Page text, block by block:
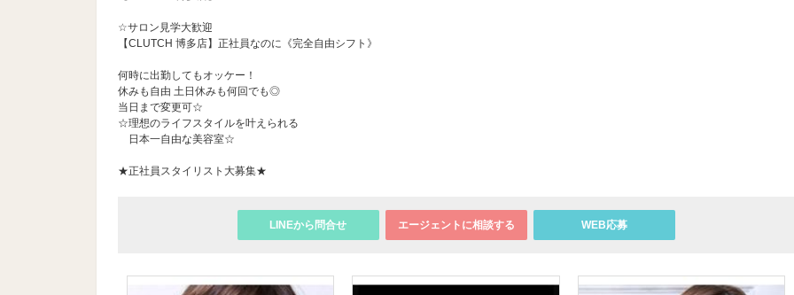
☆サロン見学大歓迎
【CLUTCH 博多店】正社員なのに《完全自由シフト》
何時に出勤してもオッケー！
休みも自由 土日休みも何回でも◎
当日まで変更可☆
☆理想のライフスタイルを叶えられる
日本一自由な美容室☆
★正社員スタイリスト大募集★
LINEから問合せ エージェントに相談する WEB応募